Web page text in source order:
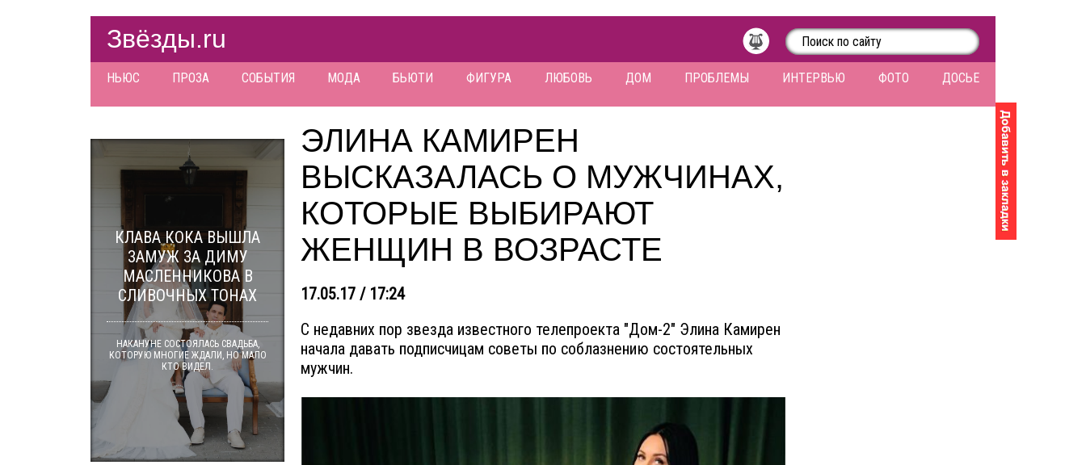
Звёзды.ru
НЬЮС ПРОЗА СОБЫТИЯ МОДА БЬЮТИ ФИГУРА ЛЮБОВЬ ДОМ ПРОБЛЕМЫ ИНТЕРВЬЮ ФОТО ДОСЬЕ
ЭЛИНА КАМИРЕН
ВЫСКАЗАЛАСЬ О МУЖЧИНАХ,
КОТОРЫЕ ВЫБИРАЮТ
ЖЕНЩИН В ВОЗРАСТЕ
17.05.17 / 17:24
С недавних пор звезда известного телепроекта "Дом-2" Элина Камирен
начала давать подписчицам советы по соблазнению состоятельных
мужчин.
КЛАВА КОКА ВЫШЛА
ЗАМУЖ ЗА ДИМУ
МАСЛЕННИКОВА В
СЛИВОЧНЫХ ТОНАХ
НАКАНУНЕ СОСТОЯЛАСЬ СВАДЬБА,
КОТОРУЮ МНОГИЕ ЖДАЛИ, НО МАЛО
КТО ВИДЕЛ.